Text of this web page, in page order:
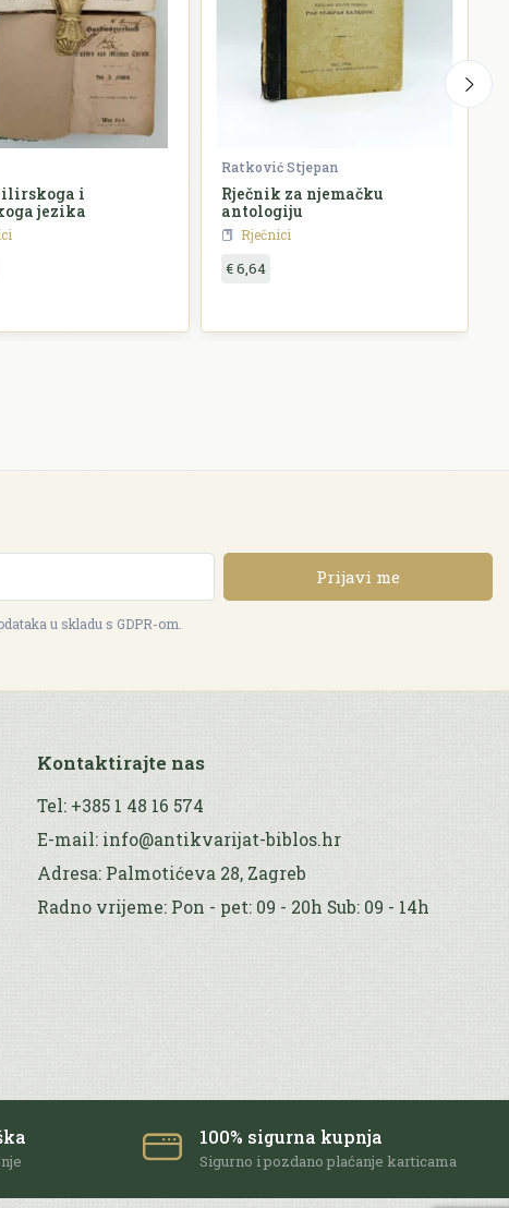
ilirskoga i
jezika
Ratković Stjepan
Rječnik za njemačku
antologiju
Rječnici
€ 6,64
Prijavi me
u skladu s GDPR-om.
Kontaktirajte nas
Tel: +385 1 48 16 574
E-mail: info@antikvarijat-biblos.hr
Adresa: Palmotićeva 28, Zagreb
Radno vrijeme: Pon - pet: 09 - 20h Sub: 09 - 14h
100% sigurna kupnja
Sigurno i pozdano plaćanje karticama